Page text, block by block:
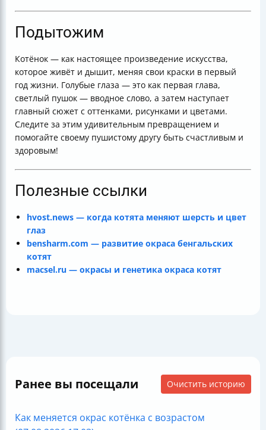
Подытожим
Котёнок — как настоящее произведение искусства,
которое живёт и дышит, меняя свои краски в первый
год жизни. Голубые глаза — это как первая глава,
светлый пушок — вводное слово, а затем наступает
главный сюжет с оттенками, рисунками и цветами.
Следите за этим удивительным превращением и
помогайте своему пушистому другу быть счастливым и
здоровым!
Полезные ссылки
hvost.news — когда котята меняют шерсть и цвет
глаз
bensharm.com — развитие окраса бенгальских
котят
macsel.ru — окрасы и генетика окраса котят
Ранее вы посещали Очистить историю
Как меняется окрас котёнка с возрастом